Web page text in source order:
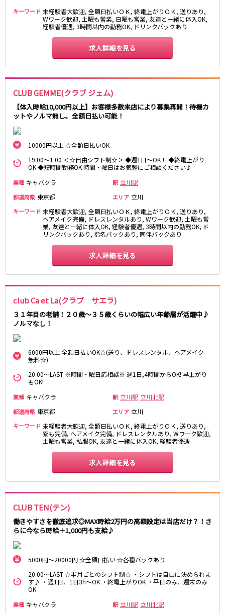
キーワード 未経験者大歓迎, 全額日払いＯＫ, 終電上がりＯＫ, 送りあり,
Wワーク歓迎, 土曜も営業, 日曜も営業, 友達と一緒に体入OK,
経験者優遇, 3時間以内の勤務OK, ドリンクバックあり
求人詳細を見る
CLUB GEMME(クラブ ジェム)
【体入時給10,000円以上】お客様多数来店により募集再開！待機カ
ットやノルマ無し。全額日払い可能！
10000円以上 ☆全額日払いOK
19:00～1:00 ＜☆自由シフト制☆＞ ◆週1日～OK！ ◆終電上がり
OK ◆短時間勤務OK 時間・曜日はお気軽にご相談ください♪
業種 キャバクラ 駅 立川駅
都道府県 東京都 エリア 立川
キーワード 未経験者大歓迎, 全額日払いＯＫ, 終電上がりＯＫ, 送りあり,
ヘアメイク完備, ドレスレンタルあり, Wワーク歓迎, 土曜も営
業, 友達と一緒に体入OK, 経験者優遇, 3時間以内の勤務OK, ド
リンクバックあり, 指名バックあり, 同伴バックあり
求人詳細を見る
club Ca et La(クラブ サエラ)
３１年目の老舗！２０歳～３５歳くらいの幅広い年齢層が活躍中♪
ノルマなし！
6000円以上 全額日払いOK☆(送り、ドレスレンタル、ヘアメイク
無料☆)
20:00～LAST ※時間・曜日応相談※ 週1日,4時間からOK! 早上がり
もOK!
業種 キャバクラ 駅 立川駅 立川北駅
都道府県 東京都 エリア 立川
キーワード 未経験者大歓迎, 全額日払いＯＫ, 終電上がりＯＫ, 送りあり,
寮も完備, ヘアメイク完備, ドレスレンタルあり, Wワーク歓迎,
土曜も営業, 私服OK, 友達と一緒に体入OK, 経験者優遇
求人詳細を見る
CLUB TEN(テン)
働きやすさを徹底追求◎MAX時給2万円の高額設定は当店だけ？！さ
らに今なら時給＋1,000円も支給♪
5000円～20000円 ☆全額日払い ☆各種バックあり
20:00～LAST ☆半月ごとのシフト制☆ ・シフトは自由に決められま
す♪ ・週1日、1日3h～OK ・終電上がりOK ・平日のみ、週末のみ
OK
業種 キャバクラ 駅 立川駅 立川北駅
千葉県
船橋
市原・木更津・君津
松戸
成田・四街道・香取
津田沼
八千代台・勝田台
東金・茂原・長生
栃木県
宇都宮 小山
茨城県
土浦
水戸
神栖・鹿嶋
勝田
北茨城
群馬県
前橋・伊勢崎
太田
該当求人 0 件 選択した内容で設定
品川駅
日暮里駅
駒込駅
大塚駅
新大久保駅
有楽町駅
東京メトロ丸ノ内線
池袋駅
銀座駅
淡路町駅
四ツ谷駅
JR京浜東北線
新橋駅
関内駅
上野駅
大宮駅
赤羽駅
蒲田駅
秋葉原駅
神田駅
大船駅
川口駅
日暮里駅
大森駅
東十条駅
王子駅
西日暮里駅
都営浅草線
新橋駅
五反田駅
浅草駅
浅草橋駅
新橋駅
銀座駅
上野駅
上野広小路駅
神田駅
赤坂見附駅
浅草駅
田原町駅
末広町駅
西武新宿線
西武新宿駅
本川越駅
久米川駅
新所沢駅